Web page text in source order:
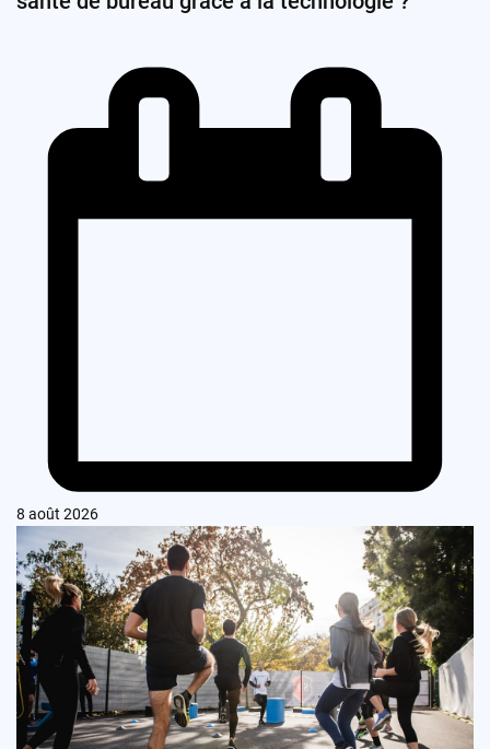
8 août 2026